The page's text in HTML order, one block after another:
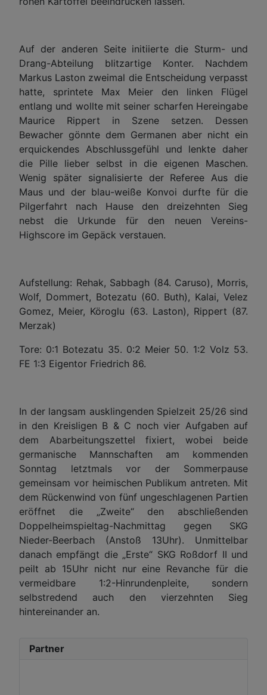
Auf der anderen Seite initiierte die Sturm- und
Drang-Abteilung blitzartige Konter. Nachdem
Markus Laston zweimal die Entscheidung verpasst
hatte, sprintete Max Meier den linken Flügel
entlang und wollte mit seiner scharfen Hereingabe
Maurice Rippert in Szene setzen. Dessen
Bewacher gönnte dem Germanen aber nicht ein
erquickendes Abschlussgefühl und lenkte daher
die Pille lieber selbst in die eigenen Maschen.
Wenig später signalisierte der Referee Aus die
Maus und der blau-weiße Konvoi durfte für die
Pilgerfahrt nach Hause den dreizehnten Sieg
nebst die Urkunde für den neuen Vereins-
Highscore im Gepäck verstauen.
Aufstellung: Rehak, Sabbagh (84. Caruso), Morris,
Wolf, Dommert, Botezatu (60. Buth), Kalai, Velez
Gomez, Meier, Köroglu (63. Laston), Rippert (87.
Merzak)
Tore: 0:1 Botezatu 35. 0:2 Meier 50. 1:2 Volz 53.
FE 1:3 Eigentor Friedrich 86.
In der langsam ausklingenden Spielzeit 25/26 sind
in den Kreisligen B & C noch vier Aufgaben auf
dem Abarbeitungszettel fixiert, wobei beide
germanische Mannschaften am kommenden
Sonntag letztmals vor der Sommerpause
gemeinsam vor heimischen Publikum antreten. Mit
dem Rückenwind von fünf ungeschlagenen Partien
eröffnet die „Zweite“ den abschließenden
Doppelheimspieltag-Nachmittag gegen SKG
Nieder-Beerbach (Anstoß 13Uhr). Unmittelbar
danach empfängt die „Erste“ SKG Roßdorf II und
peilt ab 15Uhr nicht nur eine Revanche für die
vermeidbare 1:2-Hinrundenpleite, sondern
selbstredend auch den vierzehnten Sieg
hintereinander an.
Partner